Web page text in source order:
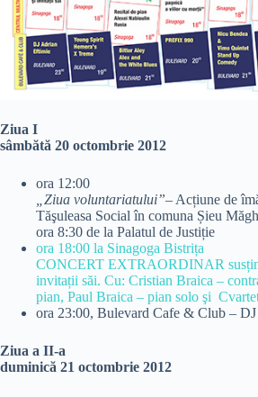
Ziua I
sâmbătă 20 octombrie 2012
ora 12:00
„Ziua voluntariatului”– Acțiune de
Tăşuleasa Social în comuna Șieu
ora 8:30 de la Palatul de Justiție
ora 18:00 la Sinagoga Bistrița
CONCERT EXTRAORDINAR
invitații săi. Cu: Cristian Braica –
pian, Paul Braica – pian solo şi
ora 23:00, Bulevard Cafe & Club –
Ziua a II-a
duminică 21 octombrie 2012